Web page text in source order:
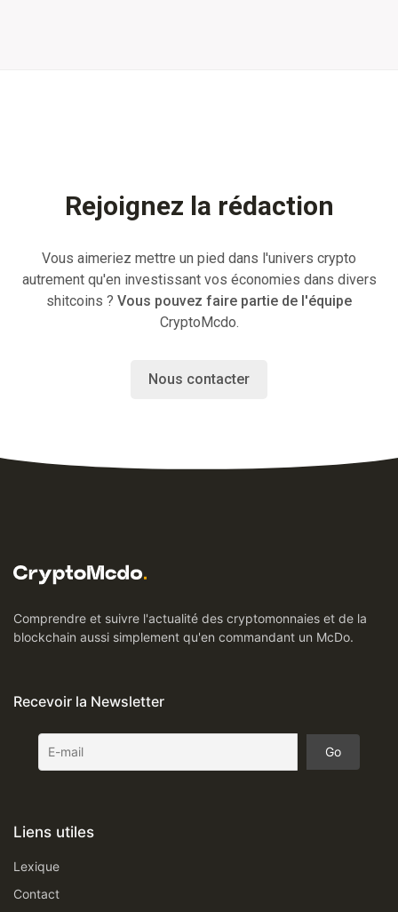
Rejoignez la rédaction
Vous aimeriez mettre un pied dans l'univers crypto
autrement qu'en investissant vos économies dans divers
shitcoins ? Vous pouvez faire partie de l'équipe
CryptoMcdo.
Nous contacter
Comprendre et suivre l'actualité des cryptomonnaies et de la
blockchain aussi simplement qu'en commandant un McDo.
Recevoir la Newsletter
Liens utiles
Lexique
Contact